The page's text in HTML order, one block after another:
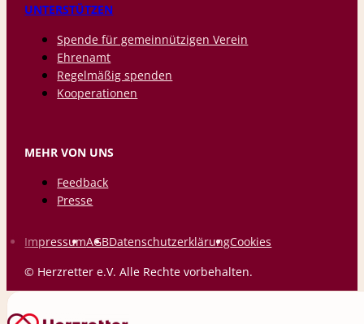
UNTERSTÜTZEN
Spende für gemeinnützigen Verein
Ehrenamt
Regelmäßig spenden
Kooperationen
MEHR VON UNS
Feedback
Presse
ImpressumAGBDatenschutzerklärungCookies
© Herzretter e.V. Alle Rechte vorbehalten.